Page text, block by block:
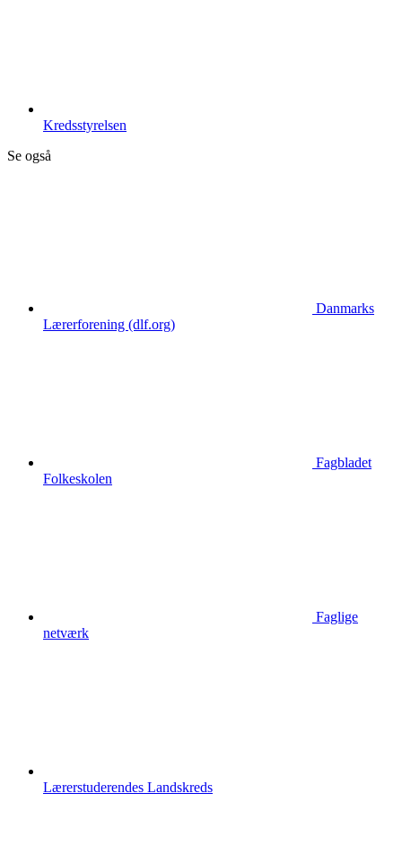
Kredsstyrelsen
Se også
Danmarks
Lærerforening (dlf.org)
Fagbladet
Folkeskolen
Faglige
netværk
Lærerstuderendes Landskreds